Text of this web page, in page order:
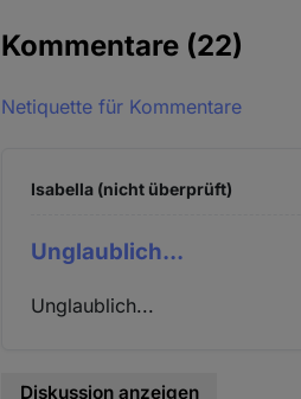
Kommentare (22)
Netiquette für Kommentare
Isabella (nicht überprüft)
Unglaublich...
Unglaublich...
Diskussion anzeigen